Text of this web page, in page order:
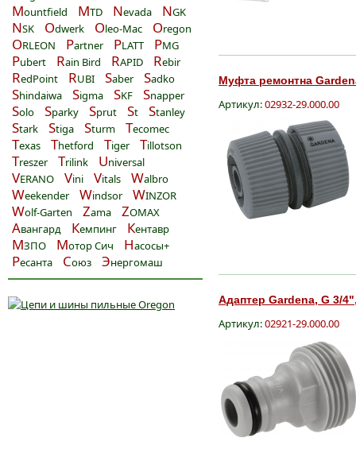
Mountfield MTD Nevada NGK
NSK Odwerk Oleo-Mac Oregon
ORLEON Partner PLATT PMG
Pubert Rain Bird RAPID Rebir
RedPoint RUBI Saber Sadko
Shindaiwa Sigma SKF Snapper
Solo Sparky Sprut St Stanley
Stark Stiga Sturm Tecomec
Texas Thetford Tiger Tillotson
Treszer Trilink Universal
VERANO Vini Vitals Walbro
Weekender Windsor WINZOR
Wolf-Garten Zama ZOMAX
Авангард Кемпинг Кентавр
МЗПО Мотор Сич Насосы+
Ресанта Союз Энергомаш
Муфта ремонтна
Артикул:02932-29.000.00
Адаптер Gardena, G 3/
Артикул:02921-29.000.00